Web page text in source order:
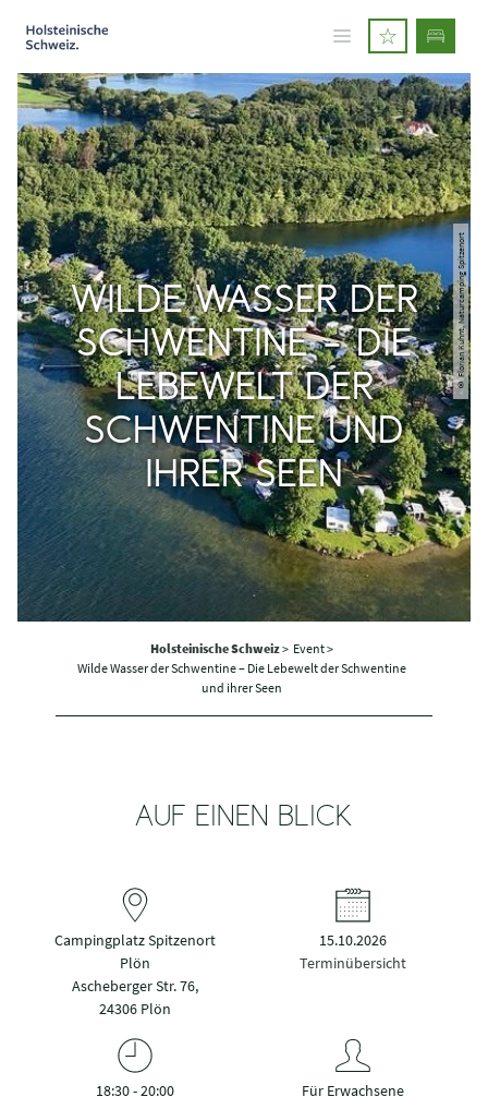
© Florian Kuhnt, Naturcamping Spitzenort
WILDE WASSER DER
SCHWENTINE – DIE
LEBEWELT DER
SCHWENTINE UND
IHRER SEEN
Holsteinische Schweiz> Event >
Wilde Wasser der Schwentine – Die Lebewelt der Schwentine
und ihrer Seen
AUF EINEN BLICK
Campingplatz Spitzenort
Plön
Ascheberger Str. 76,
24306 Plön
15.10.2026
Terminübersicht
18:30 - 20:00 Für Erwachsene